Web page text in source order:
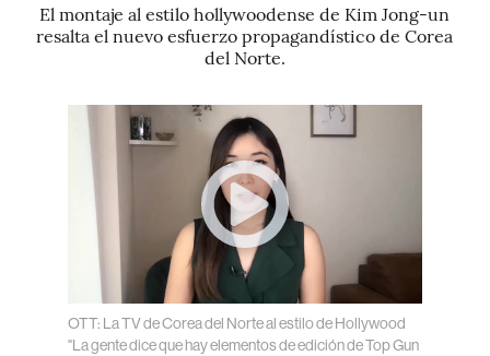
El montaje al estilo hollywoodense de Kim Jong-un
resalta el nuevo esfuerzo propagandístico de Corea
del Norte.
OTT: La TV de Corea del Norte al estilo de Hollywood
"La gente dice que hay elementos de edición de Top Gun